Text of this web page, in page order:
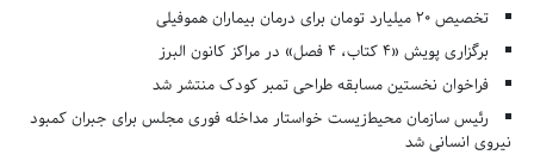
تخصیص ۲۰ میلیارد تومان برای درمان بیماران هموفیلی
برگزاری پویش «۴ کتاب، ۴ فصل» در مراکز کانون البرز
فراخوان نخستین مسابقه طراحی تمبر کودک منتشر شد
رئیس سازمان محیط‌زیست خواستار مداخله فوری مجلس برای جبران کمبود
نیروی انسانی شد